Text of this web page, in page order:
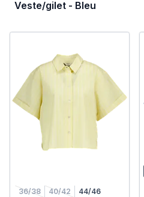
Veste/gilet - Bleu
36/38 40/42 44/46